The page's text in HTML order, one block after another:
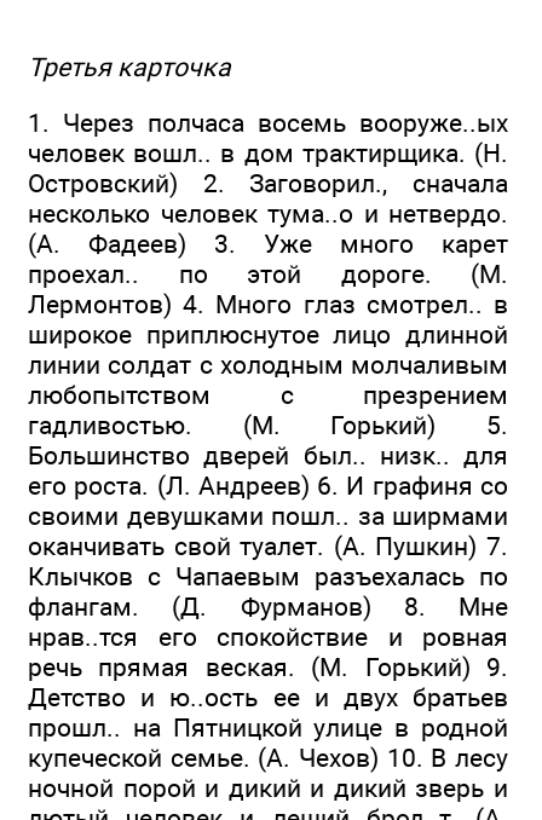
Третья карточка
1. Через полчаса восемь вооруже..ых
человек вошл.. в дом трактирщика. (Н.
Островский) 2. Заговорил., сначала
несколько человек тума..о и нетвердо.
(А. Фадеев) 3. Уже много карет
проехал.. по этой дороге. (М.
Лермонтов) 4. Много глаз смотрел.. в
широкое приплюснутое лицо длинной
линии солдат с холодным молчаливым
любопытством с презрением
гадливостью. (М. Горький) 5.
Большинство дверей был.. низк.. для
его роста. (Л. Андреев) 6. И графиня со
своими девушками пошл.. за ширмами
оканчивать свой туалет. (А. Пушкин) 7.
Клычков с Чапаевым разъехалась по
флангам. (Д. Фурманов) 8. Мне
нрав..тся его спокойствие и ровная
речь прямая веская. (М. Горький) 9.
Детство и ю..ость ее и двух братьев
прошл.. на Пятницкой улице в родной
купеческой семье. (А. Чехов) 10. В лесу
ночной порой и дикий и дикий зверь и